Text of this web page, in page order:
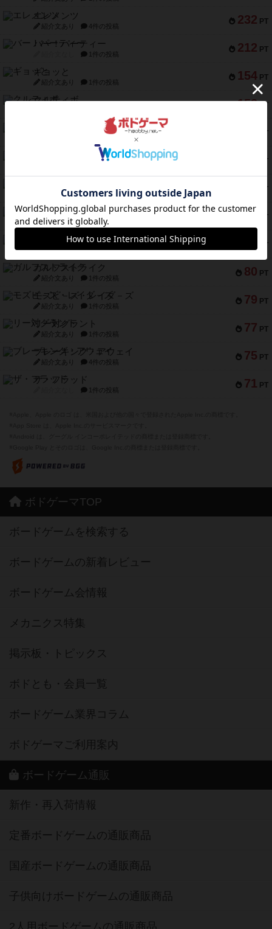
232 PT
エレメンツ
紹介文あり 4件の投稿
212 PT
バー！パーティー
1件の投稿
154 PT
ギョッと
紹介文あり 1件の投稿
152 PT
クルティボ
PT
PT
ドブル：ポケットモンスター
PT
紹介文なし 5件の投稿
94 PT
ファースト・イン・フライト
紹介文あり 3件の投稿
PT
ダイススローン
紹介文なし 1件の投稿
80 PT
ガルフストライク
紹介文あり 1件の投稿
79 PT
モズビ－ズ・レイダ－ズ
紹介文あり 1件の投稿
77 PT
リー対グラント
紹介文あり 1件の投稿
75 PT
ブレーキング・アウェイ
紹介文あり 4件の投稿
71 PT
ザ・フラッド
1件の投稿
ボドゲーマTOP
ボードゲームを検索する
ボードゲームの新着レビュー
ボードゲーム会情報
メカニクス特集
掲示板・トピックス
ボドとも・会員一覧
ボードゲーム業界コラム
ボドゲーマご利用案内
ボードゲーム通販
新作・再入荷情報
定番ボードゲームの通販商品
国産ボードゲームの通販商品
子供向けボードゲームの通販商品